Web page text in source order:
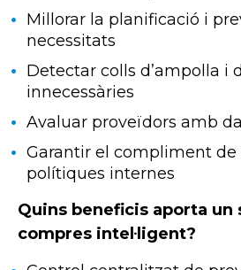
Millorar la planificació i
necessitats
Detectar colls d’ampolla i
innecessàries
Avaluar proveïdors amb
Garantir el compliment de
polítiques internes
Quins beneficis aporta un
compres intel·ligent?